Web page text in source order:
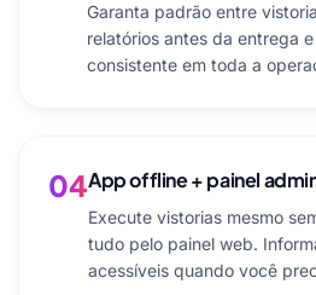
Garanta padrão entre
relatórios antes da entrega
consistente em toda a
04App offline + painel
Execute vistorias mesmo
tudo pelo painel web.
acessíveis quando você